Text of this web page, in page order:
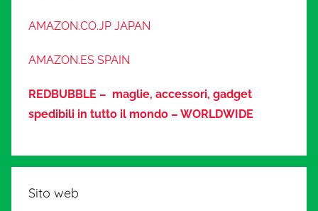
AMAZON.CO.JP JAPAN
AMAZON.ES SPAIN
REDBUBBLE – maglie, accessori, gadget
spedibili in tutto il mondo – WORLDWIDE
Sito web